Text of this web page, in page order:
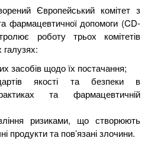
Європейський комітет з
фармацевтичної допомоги (CD-
роботу трьох комітетів
галузях:
засобів щодо їх постачання;
якості та безпеки в
та фармацевтичній
ризиками, що створюють
продукти та пов’язані злочини.